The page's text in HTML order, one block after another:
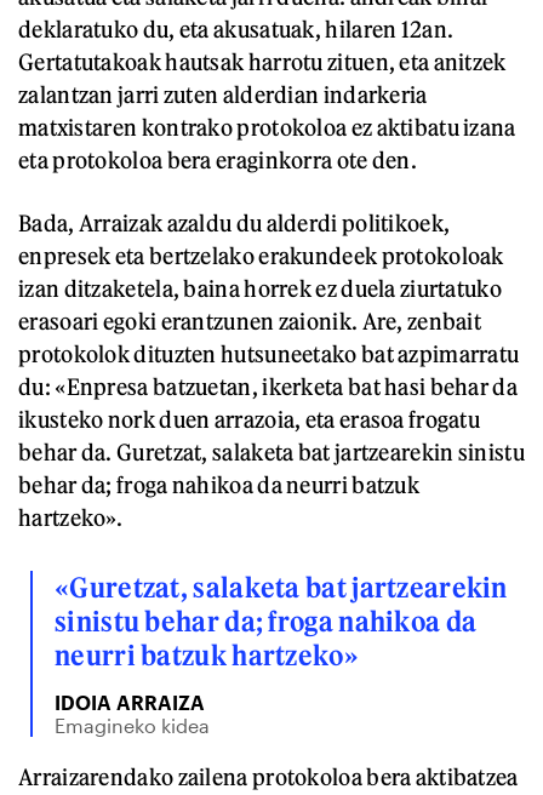
deklaratuko du, eta akusatuak, hilaren 12an.
Gertatutakoak hautsak harrotu zituen, eta anitzek
zalantzan jarri zuten alderdian indarkeria
matxistaren kontrako protokoloa ez aktibatu izana
eta protokoloa bera eraginkorra ote den.
Bada, Arraizak azaldu du alderdi politikoek,
enpresek eta bertzelako erakundeek protokoloak
izan ditzaketela, baina horrek ez duela ziurtatuko
erasoari egoki erantzunen zaionik. Are, zenbait
protokolok dituzten hutsuneetako bat azpimarratu
du: «Enpresa batzuetan, ikerketa bat hasi behar da
ikusteko nork duen arrazoia, eta erasoa frogatu
behar da. Guretzat, salaketa bat jartzearekin sinistu
behar da; froga nahikoa da neurri batzuk
hartzeko».
«Guretzat, salaketa bat jartzearekin
sinistu behar da; froga nahikoa da
neurri batzuk hartzeko»
IDOIA ARRAIZA
Emagineko kidea
Arraizarendako zailena protokoloa bera aktibatzea